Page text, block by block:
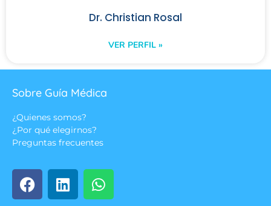
Dr. Christian Rosal
VER PERFIL »
Sobre Guía Médica
¿Quienes somos?
¿Por qué elegirnos?
Preguntas frecuentes